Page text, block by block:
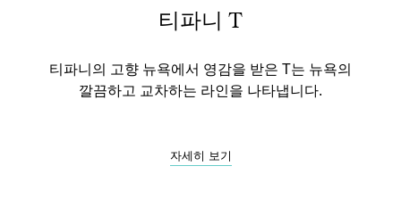
티파니 T
티파니의 고향 뉴욕에서 영감을 받은 T는 뉴욕의
깔끔하고 교차하는 라인을 나타냅니다.
자세히 보기